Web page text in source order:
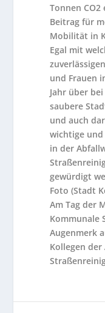
Tonnen
Beitrag für
Mobilität in
Egal mit
und Frauen
Jahr über
saubere
und auch
wichtige
in der
gewürdigt
Foto (Stadt
Am Tag der
Kommunale
Augenmerk
Kollegen